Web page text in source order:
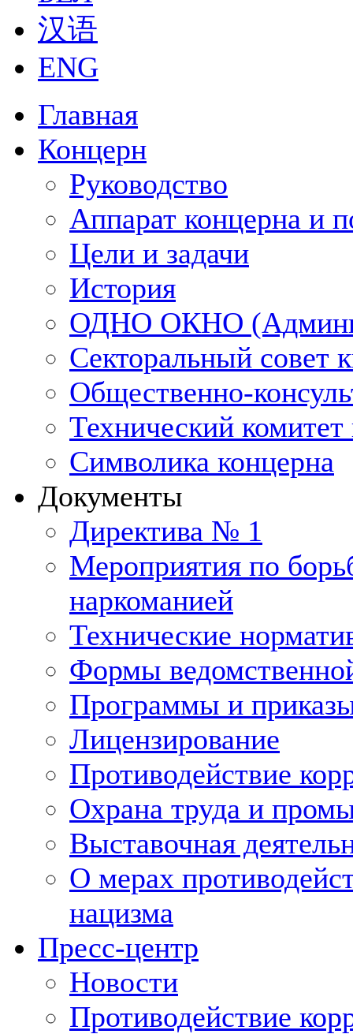
汉语
ENG
Главная
Концерн
Руководство
Аппарат концерна и
Цели и задачи
История
ОДНО ОКНО
Секторальный совет
Общественно-
Технический
Символика концерна
Документы
Директива № 1
Мероприятия по
наркоманией
Технические
Формы
Программы и
Лицензирование
Противодействие
Охрана труда и
Выставочная
О мерах
нацизма
Пресс-центр
Новости
Противодействие